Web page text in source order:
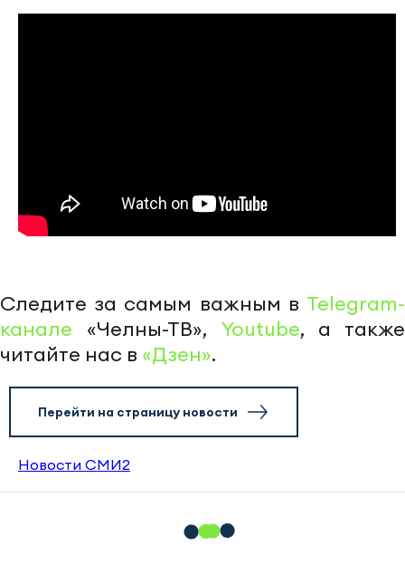
Следите за самым важным в Telegram-
канале «Челны-ТВ», Youtube, а также
читайте нас в «Дзен».
Перейти на страницу новости
Новости СМИ2